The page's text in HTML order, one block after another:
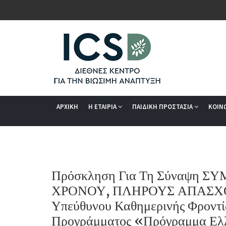
ΑΡΧΙΚΗ Η ΕΤΑΙΡΙΑ ΠΑΙΔΙΚΗ ΠΡΟΣΤΑΣΙΑ
Πρόσκληση Για Τη Σύναψη
ΧΡΟΝΟΥ, ΠΛΗΡΟΥΣ
Υπεύθυνου Καθημερινής
Προγράμματος «Πρόγραμμα